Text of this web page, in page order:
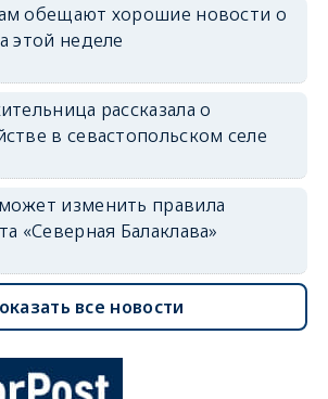
обещают хорошие новости о
этой неделе
рассказала о
в севастопольском селе
изменить правила
«Северная Балаклава»
все новости